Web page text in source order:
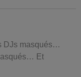
DJs masqués…
Et